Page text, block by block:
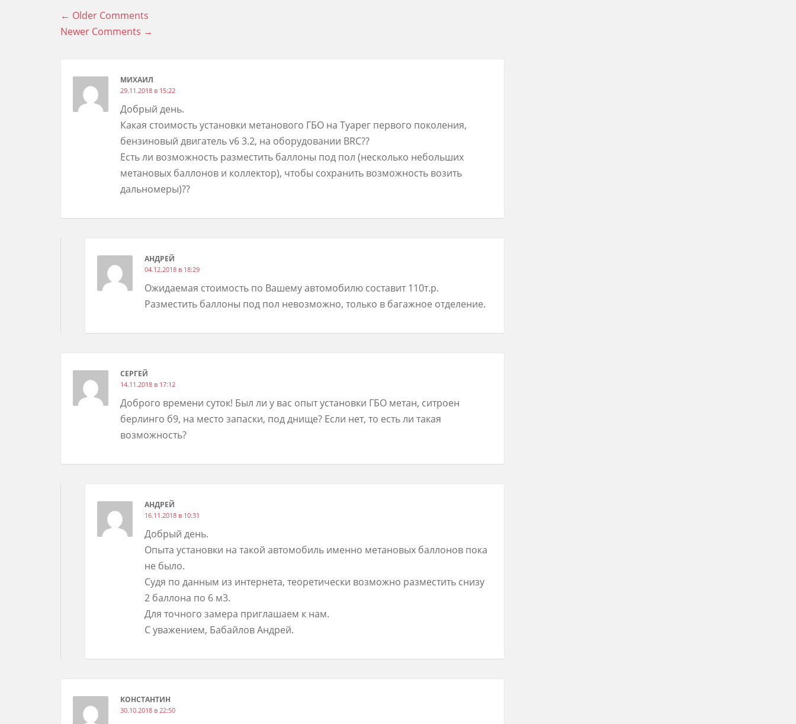
Навигация
по
← Older Comments
Newer Comments →
МИХАИЛ
29.11.2018 в 15:22
Добрый день.
Какая стоимость установки метанового ГБО на Туарег первого поколения,
бензиновый двигатель v6 3.2, на оборудовании BRC??
Есть ли возможность разместить баллоны под пол (несколько небольших
метановых баллонов и коллектор), чтобы сохранить возможность возить
дальномеры)??
АНДРЕЙ
04.12.2018 в 18:29
Ожидаемая стоимость по Вашему автомобилю составит 110т.р.
Разместить баллоны под пол невозможно, только в багажное отделение.
СЕРГЕЙ
14.11.2018 в 17:12
Доброго времени суток! Был ли у вас опыт установки ГБО метан, ситроен
берлинго б9, на место запаски, под днище? Если нет, то есть ли такая
возможность?
АНДРЕЙ
16.11.2018 в 10:31
Добрый день.
Опыта установки на такой автомобиль именно метановых баллонов пока
не было.
Судя по данным из интернета, теоретически возможно разместить снизу
2 баллона по 6 м3.
Для точного замера приглашаем к нам.
С уважением, Бабайлов Андрей.
КОНСТАНТИН
30.10.2018 в 22:50